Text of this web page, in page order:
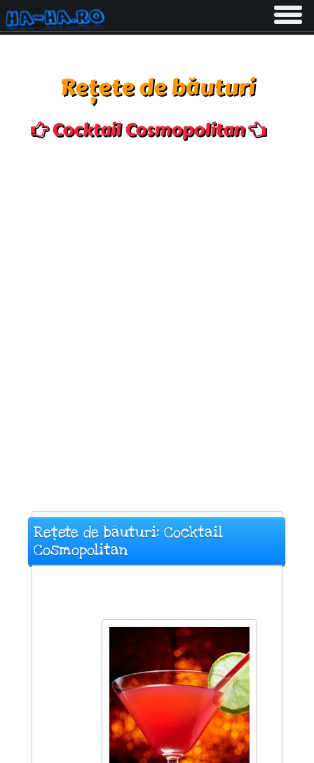
Toggle
Rețete de băuturi
Cocktail Cosmopolitan
Rețete de băuturi: Cocktail
Cosmopolitan